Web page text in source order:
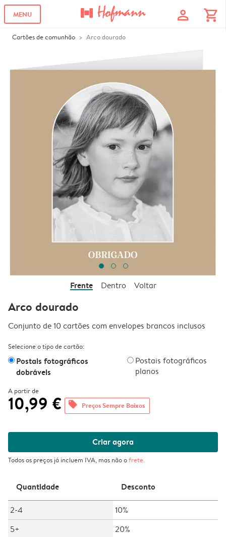
MENU profile shopping_cart
Cartões de comunhão Arco dourado
Frente Dentro Voltar
Arco dourado
Conjunto de 10 cartões com envelopes brancos inclusos
Selecione o tipo de cartão:
Postais fotográficos
dobráveis
Postais fotográficos
planos
A partir de
10,99 € offers Preços Sempre Baixos
Criar agora
Todos os preços já incluem IVA, mas não ofrete.
Quantidade Desconto
2-4
10%
5+
20%